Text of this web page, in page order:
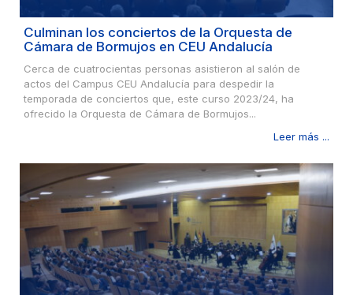
Culminan los conciertos de la Orquesta de
Cámara de Bormujos en CEU Andalucía
Cerca de cuatrocientas personas asistieron al salón de
actos del Campus CEU Andalucía para despedir la
temporada de conciertos que, este curso 2023/24, ha
ofrecido la Orquesta de Cámara de Bormujos...
Leer más ...